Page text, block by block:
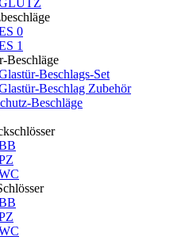
0
1
Beschläge
Beschlags-Set
Beschlag Zubehör
Beschläge